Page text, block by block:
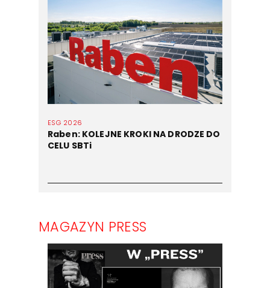
ESG 2026
Raben: KOLEJNE KROKI NA DRODZE DO
CELU SBTi
MAGAZYN PRESS